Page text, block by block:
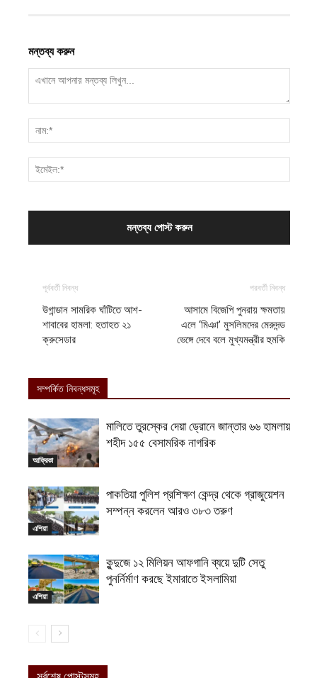
মন্তব্য করুন
পূর্ববর্তী নিবন্ধ
উগান্ডান সামরিক ঘাঁটিতে আশ-
শাবাবের হামলা: হতাহত ২১
ক্রুসেডার
পরবর্তী নিবন্ধ
আসামে বিজেপি পুনরায় ক্ষমতায়
এলে ‘মিঞা’ মুসলিমদের মেরুদন্ড
ভেঙ্গে দেবে বলে মুখ্যমন্ত্রীর হুমকি
সম্পর্কিত নিবন্ধসমূহ
আফ্রিকা
মালিতে তুরস্কের দেয়া ড্রোনে জান্তার ৬৬ হামলায়
শহীদ ১৫৫ বেসামরিক নাগরিক
এশিয়া
পাকতিয়া পুলিশ প্রশিক্ষণ কেন্দ্র থেকে গ্রাজুয়েশন
সম্পন্ন করলেন আরও ৩৮৩ তরুণ
এশিয়া
কুন্দুজে ১২ মিলিয়ন আফগানি ব্যয়ে দুটি সেতু
পুনর্নির্মাণ করছে ইমারাতে ইসলামিয়া